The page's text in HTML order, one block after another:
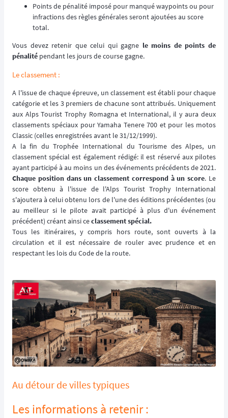
Points de pénalité imposé pour manqué waypoints ou pour
infractions des règles générales seront ajoutées au score
total.
Vous devez retenir que celui qui gagne le moins de points de
pénalité pendant les jours de course gagne.
Le classement :
A l'issue de chaque épreuve, un classement est établi pour chaque
catégorie et les 3 premiers de chacune sont attribués. Uniquement
aux Alps Tourist Trophy Romagna et International, il y aura deux
classements spéciaux pour Yamaha Tenere 700 et pour les motos
Classic (celles enregistrées avant le 31/12/1999).
A la fin du Trophée International du Tourisme des Alpes, un
classement spécial est également rédigé: il est réservé aux pilotes
ayant participé à au moins un des événements précédents de 2021.
Chaque position dans un classement correspond à un score. Le
score obtenu à l'issue de l'Alps Tourist Trophy International
s'ajoutera à celui obtenu lors de l'une des éditions précédentes (ou
au meilleur si le pilote avait participé à plus d'un événement
précédent) créant ainsi ceclassement spécial.
Tous les itinéraires, y compris hors route, sont ouverts à la
circulation et il est nécessaire de rouler avec prudence et en
respectant les lois du Code de la route.
Au détour de villes typiques
Les informations à retenir :